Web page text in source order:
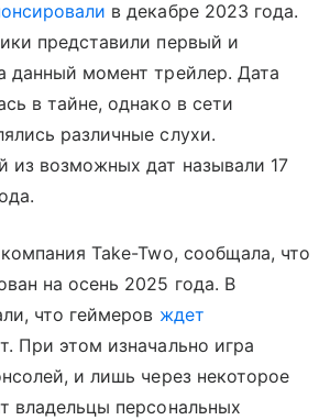
в декабре 2023 года.
представили первый и
данный момент трейлер. Дата
в тайне, однако в сети
различные слухи.
из возможных дат называли 17
Take-Two, сообщала, что
на осень 2025 года. В
что геймеров ждет
При этом изначально игра
и лишь через некоторое
владельцы персональных